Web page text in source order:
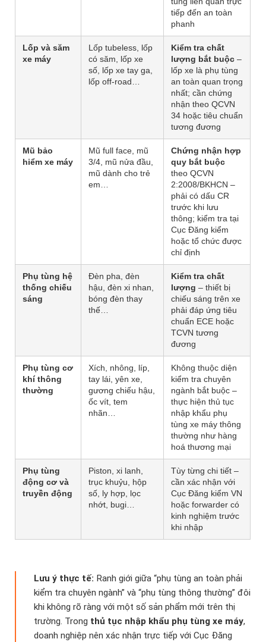
tiếp đến an toàn
phanh
Lốp và săm
xe máy
Lốp tubeless, lốp
có săm, lốp xe
số, lốp xe tay ga,
lốp off-road…
Kiểm tra chất
lượng bắt buộc –
lốp xe là phụ tùng
an toàn quan trọng
nhất; cần chứng
nhận theo QCVN
34 hoặc tiêu chuẩn
tương đương
Mũ bảo
hiểm xe máy
Mũ full face, mũ
3/4, mũ nửa đầu,
mũ dành cho trẻ
em…
Chứng nhận hợp
quy bắt buộc
theo QCVN
2:2008/BKHCN –
phải có dấu CR
trước khi lưu
thông; kiểm tra tại
Cục Đăng kiểm
hoặc tổ chức được
chỉ định
Phụ tùng hệ
thống chiếu
sáng
Đèn pha, đèn
hậu, đèn xi nhan,
bóng đèn thay
thế…
Kiểm tra chất
lượng – thiết bị
chiếu sáng trên xe
phải đáp ứng tiêu
chuẩn ECE hoặc
TCVN tương
đương
Phụ tùng cơ
khí thông
thường
Xích, nhông, líp,
tay lái, yên xe,
gương chiếu hậu,
ốc vít, tem
nhãn…
Không thuộc diện
kiểm tra chuyên
ngành bắt buộc –
thực hiện thủ tục
nhập khẩu phụ
tùng xe máy thông
thường như hàng
hoá thương mại
Phụ tùng
động cơ và
truyền động
Piston, xi lanh,
trục khuỷu, hộp
số, ly hợp, lọc
nhớt, bugi…
Tùy từng chi tiết –
cần xác nhận với
Cục Đăng kiểm VN
hoặc forwarder có
kinh nghiệm trước
khi nhập
Lưu ý thực tế: Ranh giới giữa “phụ tùng an toàn phải
kiểm tra chuyên ngành” và “phụ tùng thông thường” đôi
khi không rõ ràng với một số sản phẩm mới trên thị
trường. Trong thủ tục nhập khẩu phụ tùng xe máy,
doanh nghiệp nên xác nhận trực tiếp với Cục Đăng